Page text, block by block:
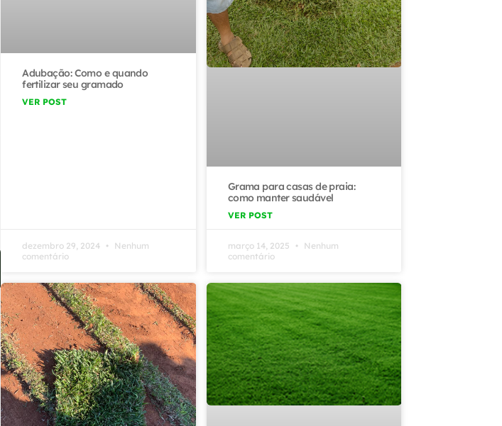
Adubação: Como e quando
fertilizar seu gramado
VER POST
dezembro 29, 2024
Nenhum
comentário
Grama para casas de praia:
como manter saudável
VER POST
março 14, 2025
Nenhum
comentário